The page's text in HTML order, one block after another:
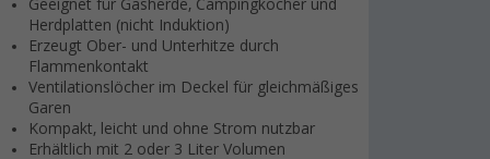
Geeignet für Gasherde, Campingkocher und
Herdplatten (nicht Induktion)
Erzeugt Ober- und Unterhitze durch
Flammenkontakt
Ventilationslöcher im Deckel für gleichmäßiges
Garen
Kompakt, leicht und ohne Strom nutzbar
Erhältlich mit 2 oder 3 Liter Volumen